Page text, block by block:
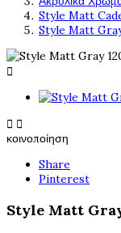
Style Matt
Style Matt

 
κοινοποίηση
Share
Pinterest
Style Matt